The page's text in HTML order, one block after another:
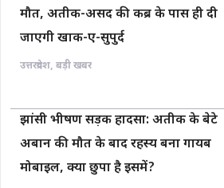
मौत, अतीक-असद की कब्र के पास ही दी
जाएगी खाक-ए-सुपुर्द
उत्तरप्रदेश, बड़ी खबर
झांसी भीषण सड़क हादसा: अतीक के बेटे
अबान की मौत के बाद रहस्य बना गायब
मोबाइल, क्या छुपा है इसमें?